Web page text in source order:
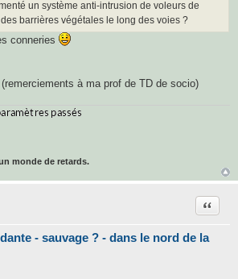
un système anti-intrusion de voleurs de
barrières végétales le long des voies ?
conneries
à ma prof de TD de socio)
monde de retards.
- sauvage ? - dans le nord de la